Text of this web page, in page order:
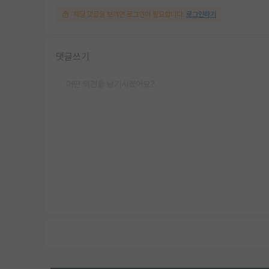
해당 댓글을 보려면 로그인이 필요합니다. 로그인하기
댓글쓰기